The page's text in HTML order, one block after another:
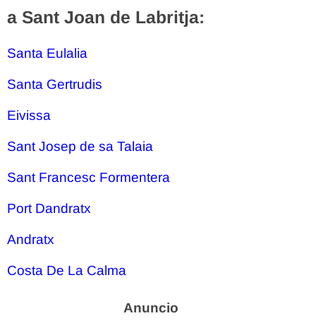
a Sant Joan de Labritja:
Santa Eulalia
Santa Gertrudis
Eivissa
Sant Josep de sa Talaia
Sant Francesc Formentera
Port Dandratx
Andratx
Costa De La Calma